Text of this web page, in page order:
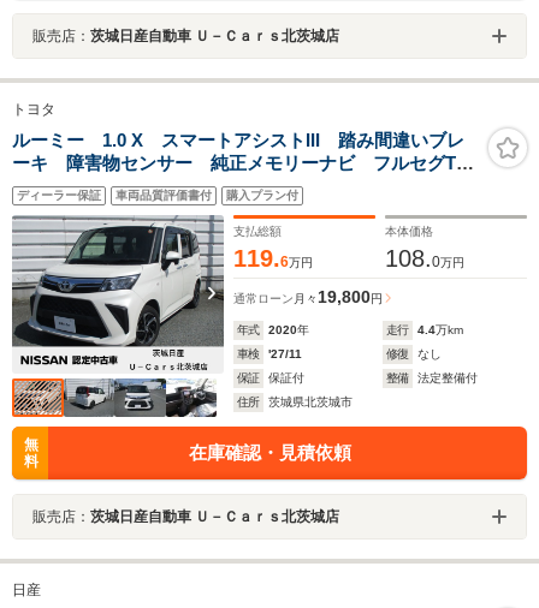
販売店： 茨城日産自動車 Ｕ－Ｃａｒｓ北茨城店
トヨタ
ルーミー 1.0 X スマートアシストIII 踏み間違いブレ
ーキ 障害物センサー 純正メモリーナビ フルセグTV
ETC2.0 助手席側オートスライドドア LEDライト ア
ルミホイール
ディーラー保証 車両品質評価書付 購入プラン付
支払総額
119.6万円
本体価格
108.0万円
通常ローン 月々 19,800円
年式 2020年 走行 4.4万km
車検
'27/11 修復
なし
保証
保証付 整備
法定整備付
住所
茨城県北茨城市
無
料
在庫確認・見積依頼
販売店： 茨城日産自動車 Ｕ－Ｃａｒｓ北茨城店
日産